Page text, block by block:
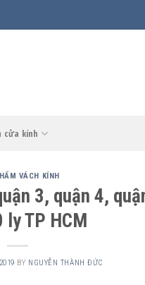
cửa kính
VÁCH KÍNH
3, quận 4,
ly TP HCM
BY NGUYỄN THÀNH ĐỨC